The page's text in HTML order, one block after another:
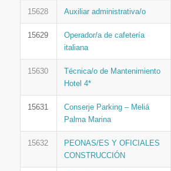
15628 Auxiliar administrativa/o
15629
Operador/a de cafetería
italiana
15630
Técnica/o de Mantenimiento
Hotel 4*
15631
Conserje Parking – Meliá
Palma Marina
15632
PEONAS/ES Y OFICIALES
CONSTRUCCIÓN